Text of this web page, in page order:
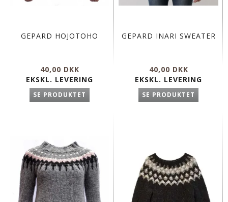
GEPARD HOJOTOHO
40,00 DKK
EKSKL. LEVERING
SE PRODUKTET
GEPARD INARI SWEATER
40,00 DKK
EKSKL. LEVERING
SE PRODUKTET